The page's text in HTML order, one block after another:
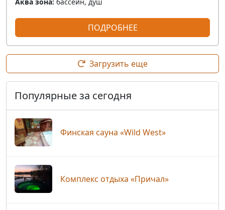
ПОДРОБНЕЕ
Загрузить еще
Популярные за сегодня
Финская сауна «Wild West»
Комплекс отдыха «Причал»